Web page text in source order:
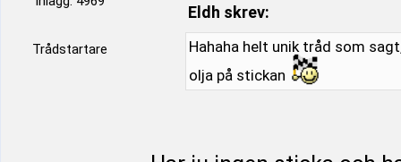
Trådstartare
Eldh skrev:
Hahaha helt unik tråd som
olja på stickan